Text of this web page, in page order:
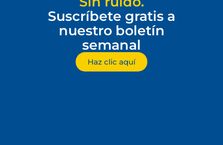
Suscríbete gratis a
nuestro boletín
semanal
Haz clic aquí